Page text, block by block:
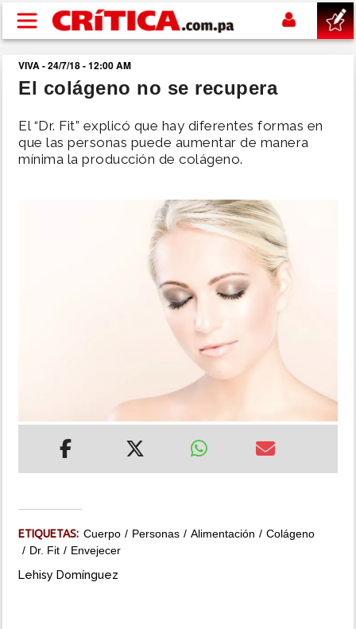
Pasar al contenido principal
buscar
NACIONAL
IMPRESO
VIVA - 24/7/18 - 12:00 AM
El colágeno no se recupera
El “Dr. Fit” explicó que hay diferentes formas en
que las personas puede aumentar de manera
mínima la producción de colágeno.
ETIQUETAS: Cuerpo Personas Alimentación
Colágeno
Dr. Fit
Envejecer
Lehisy Domínguez